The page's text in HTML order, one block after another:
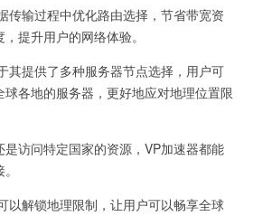
输过程中优化路由选择，节省带宽资
提升用户的网络体验。
提供了多种服务器节点选择，用户可
各地的服务器，更好地应对地理位置限
访问特定国家的资源，VP加速器都能
解锁地理限制，让用户可以畅享全球